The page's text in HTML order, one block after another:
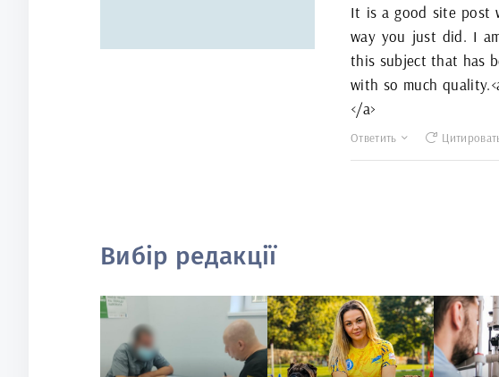
It is a good site post
way you just did. I
this subject that has
with so much
</a>
Ответить
Вибір редакції